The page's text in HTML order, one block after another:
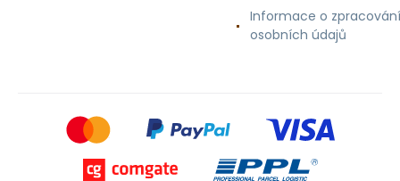
Informace o zpracování
osobních údajů